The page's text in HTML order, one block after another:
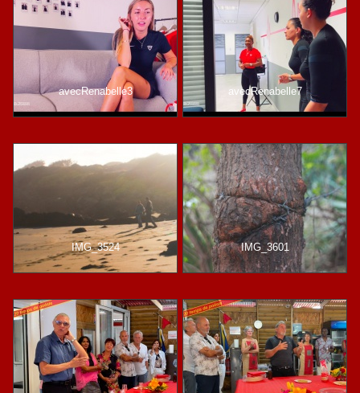
avecRenabelle3 avecRenabelle7
IMG_3524 IMG_3601